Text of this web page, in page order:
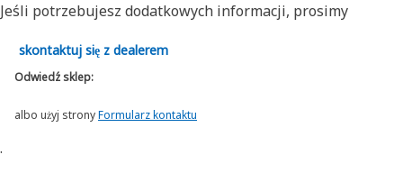
Jeśli potrzebujesz dodatkowych informacji, prosimy
skontaktuj się z dealerem
Odwiedź sklep:
albo użyj stronyFormularz kontaktu
.